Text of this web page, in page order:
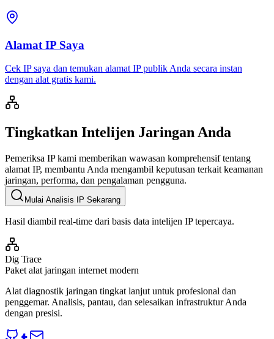
Alamat IP Saya
Cek IP saya dan temukan alamat IP publik Anda secara instan
dengan alat gratis kami.
Tingkatkan Intelijen Jaringan Anda
Pemeriksa IP kami memberikan wawasan komprehensif tentang
alamat IP, membantu Anda mengambil keputusan terkait keamanan
jaringan, performa, dan pengalaman pengguna.
Mulai Analisis IP Sekarang
Hasil diambil real-time dari basis data intelijen IP tepercaya.
Dig Trace
Paket alat jaringan internet modern
Alat diagnostik jaringan tingkat lanjut untuk profesional dan
penggemar. Analisis, pantau, dan selesaikan infrastruktur Anda
dengan presisi.